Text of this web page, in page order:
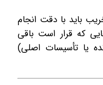
باید با دقت انجام
که قرار است باقی
یا تأسیسات اصلی)